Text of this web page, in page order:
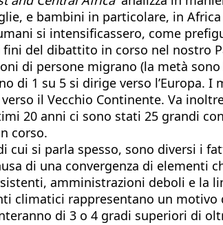
e bambini in particolare, in
si intensificassero, come
del dibattito in corso nel nostro
di persone migrano (la metà
di 1 su 5 si dirige verso l’Europa.
il Vecchio Continente. Va
20 anni ci sono stati 25 grandi
corso.
cui si parla spesso, sono diversi i
di una convergenza di elementi
amministrazioni deboli e la
climatici rappresentano un
di 3 o 4 gradi superiori di